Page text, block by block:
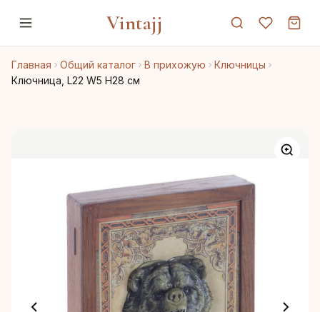
Vintajj
Главная Общий каталог В прихожую
Ключницы
Ключница, L22 W5 H28 см